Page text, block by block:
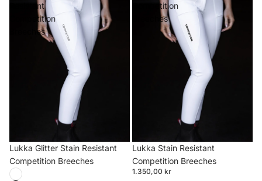
Resistant
Competition
Breeches
Lukka Glitter Stain Resistant
Competition Breeches
Competition
Breeches
Lukka Stain Resistant
Competition Breeches
1.350,00 kr